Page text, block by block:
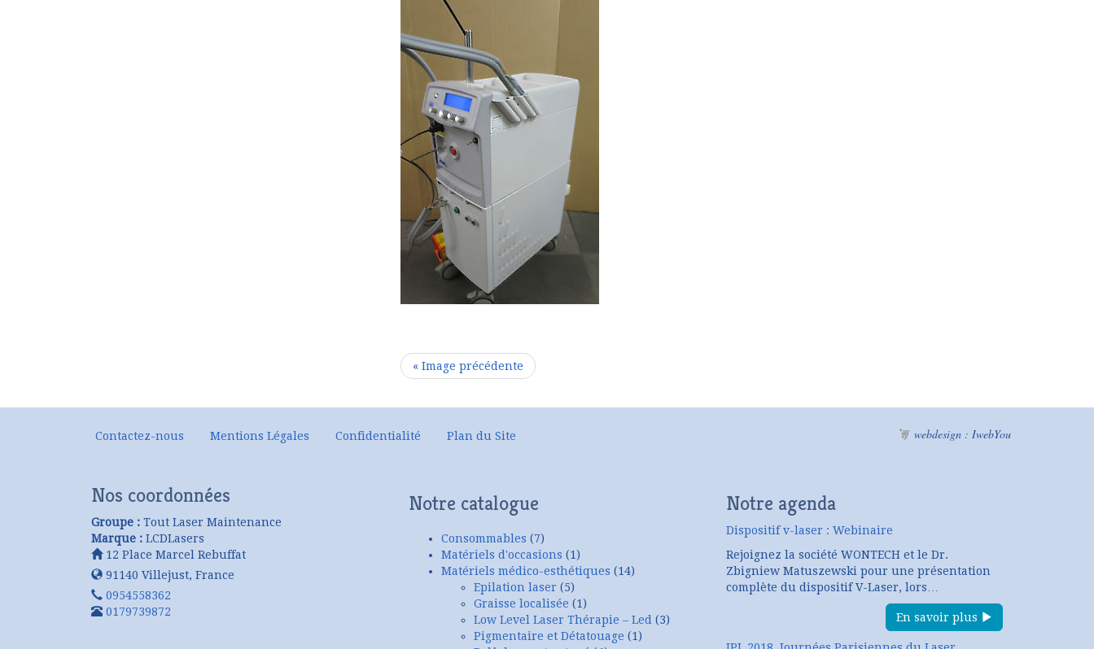
« Image précédente
Contactez-nous Mentions Légales Confidentialité Plan du Site webdesign : IwebYou
Nos coordonnées
Groupe : Tout Laser Maintenance
Marque : LCDLasers
12 Place Marcel Rebuffat
91140 Villejust, France
0954558362
0179739872
Notre catalogue
Consommables (7)
Matériels d'occasions (1)
Matériels médico-esthétiques (14)
Epilation laser (5)
Graisse localisée (1)
Low Level Laser Thérapie – Led (3)
Pigmentaire et Détatouage (1)
Notre agenda
Dispositif v-laser : Webinaire
Rejoignez la société WONTECH et le Dr.
Zbigniew Matuszewski pour une présentation
complète du dispositif V-Laser, lors…
En savoir plus